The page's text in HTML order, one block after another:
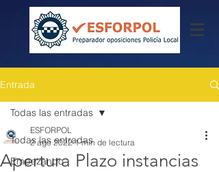
Entrada
Todas las entradas
Empezando
Todas las entradas
Apertura Plazo instancias
ESFORPOL
2 ago 2022 1 min de lectura